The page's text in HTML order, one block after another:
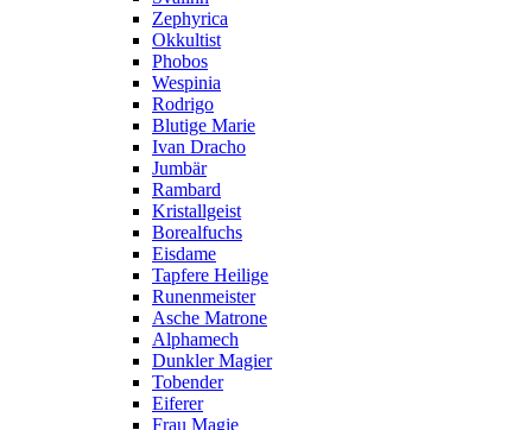
Zephyrica
Okkultist
Phobos
Wespinia
Rodrigo
Blutige Marie
Ivan Dracho
Jumbär
Rambard
Kristallgeist
Borealfuchs
Eisdame
Tapfere Heilige
Runenmeister
Asche Matrone
Alphamech
Dunkler Magier
Tobender
Eiferer
Frau Magie